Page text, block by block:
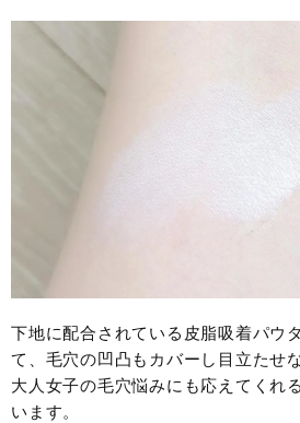
下地に配合されている皮脂吸着パウ
て、毛穴の凹凸もカバーし目立たせ
大人女子の毛穴悩みにも応えてくれ
います。